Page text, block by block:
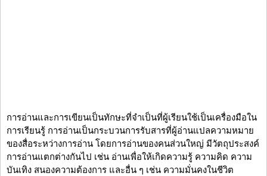
การอ่านและการเขียนเป็นทักษะที่จำเป็นที่ผู้เรียนใช้เป็นเครื่องมือใน
การเรียนรู้ การอ่านเป็นกระบวนการรับสารที่ผู้อ่านแปลความหมาย
ของสื่อระหว่างการอ่าน โดยการอ่านของคนส่วนใหญ่ มีวัตถุประสงค์
การอ่านแตกต่างกันไป เช่น อ่านเพื่อให้เกิดความรู้ ความคิด ความ
บันเทิง สนองความต้องการ และอื่น ๆ เช่น ความมั่นคงในชีวิต